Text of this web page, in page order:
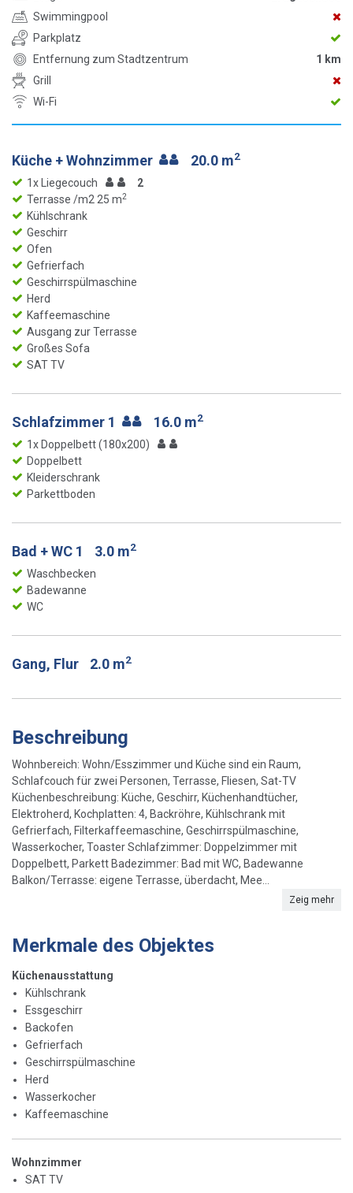
Swimmingpool
Parkplatz
Entfernung zum Stadtzentrum
1 km
Grill
Wi-Fi
Küche + Wohnzimmer 20.0 m2
1x Liegecouch
2
Terrasse /m2 25 m2
Kühlschrank
Geschirr
Ofen
Gefrierfach
Geschirrspülmaschine
Herd
Kaffeemaschine
Ausgang zur Terrasse
Großes Sofa
SAT TV
Schlafzimmer 1 16.0 m2
1x Doppelbett (180x200)
Doppelbett
Kleiderschrank
Parkettboden
Bad + WC 1 3.0 m2
Waschbecken
Badewanne
WC
Gang, Flur 2.0 m2
Beschreibung
Wohnbereich: Wohn/Esszimmer und Küche sind ein Raum,
Schlafcouch für zwei Personen, Terrasse, Fliesen, Sat-TV
Küchenbeschreibung: Küche, Geschirr, Küchenhandtücher,
Elektroherd, Kochplatten: 4, Backröhre, Kühlschrank mit
Gefrierfach, Filterkaffeemaschine, Geschirrspülmaschine,
Wasserkocher, Toaster Schlafzimmer: Doppelzimmer mit
Doppelbett, Parkett Badezimmer: Bad mit WC, Badewanne
Balkon/Terrasse: eigene Terrasse, überdacht, Mee...
Zeig mehr
Merkmale des Objektes
Küchenausstattung
Kühlschrank
Essgeschirr
Backofen
Gefrierfach
Geschirrspülmaschine
Herd
Wasserkocher
Kaffeemaschine
Wohnzimmer
SAT TV